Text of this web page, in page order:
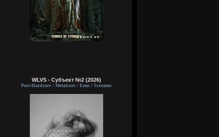
WLVS - Субъект №2 (2026)
Post-Hardcore / Metalcore / Emo / Screamo